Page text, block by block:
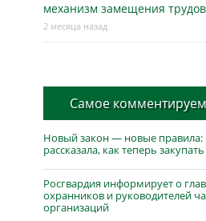
механизм замещения
2 месяца назад
Самое
Новый закон — новые правила:
рассказала, как теперь
Росгвардия информирует о
охранников и руководителей
организаций